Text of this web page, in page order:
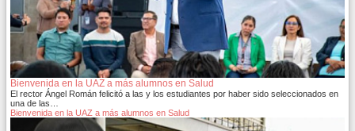
Bienvenida en la UAZ a más alumnos en Salud
El rector Ángel Román felicitó a las y los estudiantes por haber sido seleccionados en
una de las…
Bienvenida en la UAZ a más alumnos en Salud